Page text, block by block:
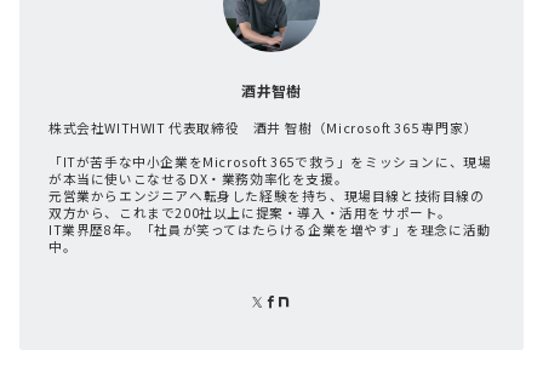
酒井智樹
株式会社WITHWIT 代表取締役 酒井 智樹（Microsoft 365 専門家）
「ITが苦手な中小企業をMicrosoft 365で救う」をミッションに、現場
が本当に使いこなせるDX・業務効率化を支援。
元営業からエンジニアへ転身した経験を持ち、現場目線と技術目線の
双方から、これまで200社以上に提案・導入・活用をサポート。
IT業界歴8年。「社員が笑ってはたらける企業を増やす」を理念に活動
中。